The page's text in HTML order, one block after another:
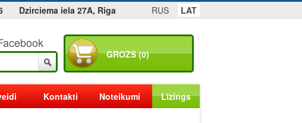
Dzirciema iela 27A, Riga LAT
RUS
GROZS (0)
Kontakti Noteikumi Līzings